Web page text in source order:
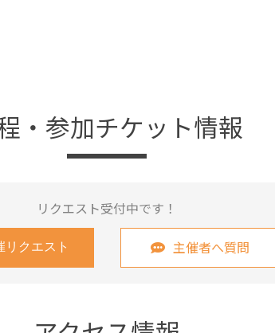
・参加チケット情報
リクエスト受付中です！
リクエスト 主催者へ質問